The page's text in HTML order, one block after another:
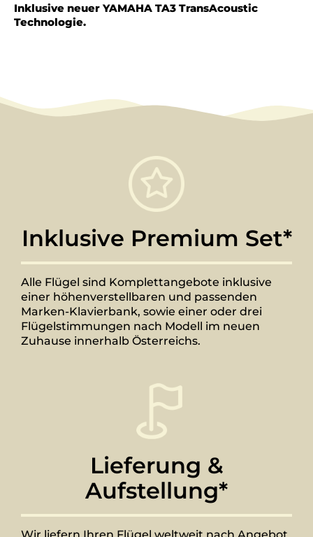
Inklusive neuer YAMAHA TA3 TransAcoustic
Technologie.
Inklusive Premium Set*
Alle Flügel sind Komplettangebote inklusive
einer höhenverstellbaren und passenden
Marken-Klavierbank, sowie einer oder drei
Flügelstimmungen nach Modell im neuen
Zuhause innerhalb Österreichs.
Lieferung &
Aufstellung*
Wir liefern Ihren Flügel weltweit nach Angebot